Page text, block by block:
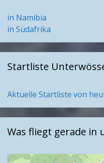
in Namibia
in Südafrika
Startliste
Aktuelle Startliste von
Was fliegt gerade in